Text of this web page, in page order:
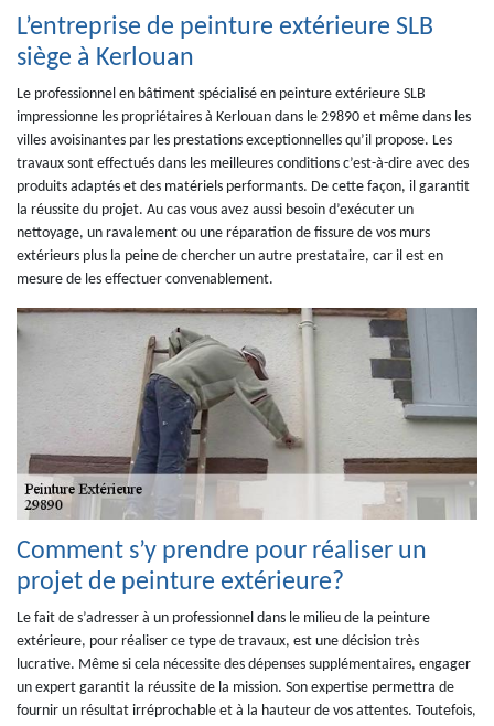
L’entreprise de peinture extérieure SLB
siège à Kerlouan
Le professionnel en bâtiment spécialisé en peinture extérieure SLB
impressionne les propriétaires à Kerlouan dans le 29890 et même dans les
villes avoisinantes par les prestations exceptionnelles qu’il propose. Les
travaux sont effectués dans les meilleures conditions c’est-à-dire avec des
produits adaptés et des matériels performants. De cette façon, il garantit
la réussite du projet. Au cas vous avez aussi besoin d’exécuter un
nettoyage, un ravalement ou une réparation de fissure de vos murs
extérieurs plus la peine de chercher un autre prestataire, car il est en
mesure de les effectuer convenablement.
Comment s’y prendre pour réaliser un
projet de peinture extérieure?
Le fait de s’adresser à un professionnel dans le milieu de la peinture
extérieure, pour réaliser ce type de travaux, est une décision très
lucrative. Même si cela nécessite des dépenses supplémentaires, engager
un expert garantit la réussite de la mission. Son expertise permettra de
fournir un résultat irréprochable et à la hauteur de vos attentes. Toutefois,